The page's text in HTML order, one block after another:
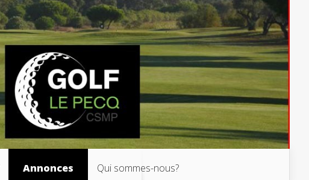
Annonces Qui sommes-nous?